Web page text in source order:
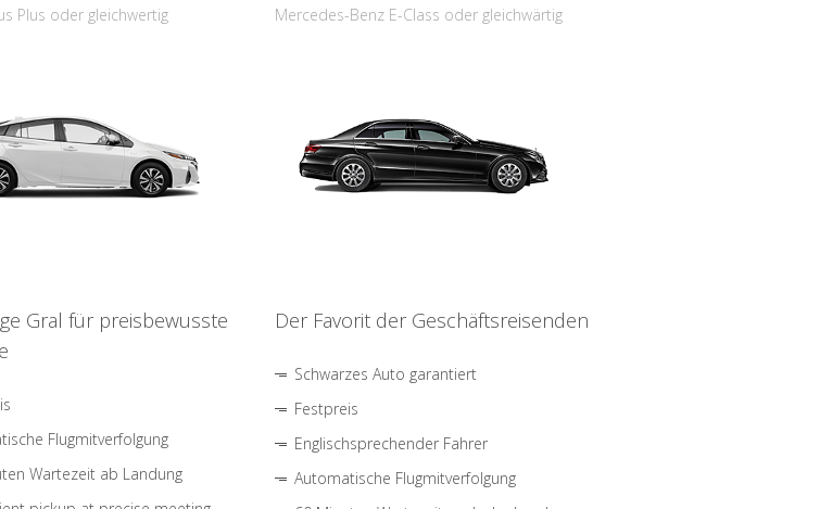
Plus oder gleichwertig
Gral für preisbewusste
Flugmitverfolgung
Wartezeit ab Landung
Mercedes-Benz E-Class oder gleichwärtig
Der Favorit der Geschäftsreisenden
Schwarzes Auto garantiert
Festpreis
Englischsprechender Fahrer
Automatische Flugmitverfolgung